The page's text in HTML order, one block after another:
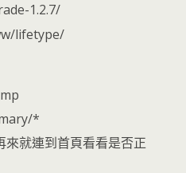
1.2.7/
lifetype/
*
就連到首頁看看是否正